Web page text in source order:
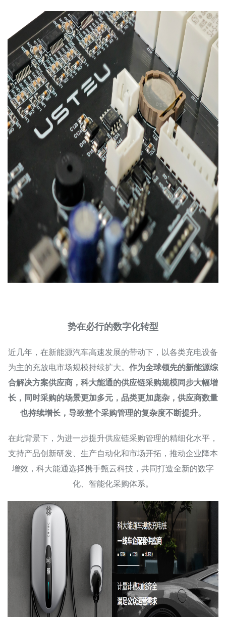
势在必行的数字化转型
近几年，在新能源汽车高速发展的带动下，以各类充电设备
为主的充放电市场规模持续扩大。 作为全球领先的新能源综
合解决方案供应商，科大能通的供应链采购规模同步大幅增
长，同时采购的场景更加多元，品类更加庞杂，供应商数量
也持续增长，导致整个采购管理的复杂度不断提升。
在此背景下，为进一步提升供应链采购管理的精细化水平，
支持产品创新研发、生产自动化和市场开拓，推动企业降本
增效，科大能通选择携手甄云科技，共同打造全新的数字
化、智能化采购体系。